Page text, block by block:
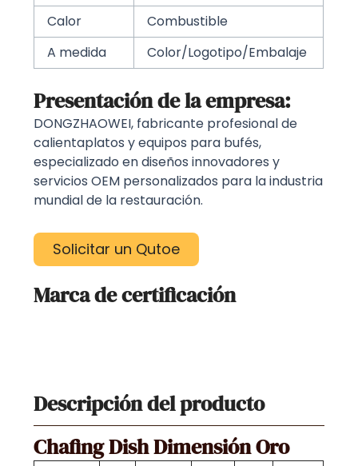
Calor
Combustible
A medida
Color/Logotipo/Embalaje
Presentación de la empresa:
DONGZHAOWEI, fabricante profesional de
calientaplatos y equipos para bufés,
especializado en diseños innovadores y
servicios OEM personalizados para la industria
mundial de la restauración.
Solicitar un Qutoe
Marca de certificación
Descripción del producto
Chafing Dish Dimensión Oro